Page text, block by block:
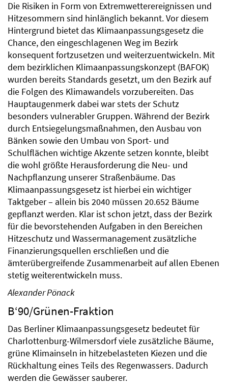
Die Risiken in Form von Extremwetterereignissen und
Hitzesommern sind hinlänglich bekannt. Vor diesem
Hintergrund bietet das Klimaanpassungsgesetz die
Chance, den eingeschlagenen Weg im Bezirk
konsequent fortzusetzen und weiterzuentwickeln. Mit
dem bezirklichen Klimaanpassungskonzept (BAFOK)
wurden bereits Standards gesetzt, um den Bezirk auf
die Folgen des Klimawandels vorzubereiten. Das
Hauptaugenmerk dabei war stets der Schutz
besonders vulnerabler Gruppen. Während der Bezirk
durch Entsiegelungsmaßnahmen, den Ausbau von
Bänken sowie den Umbau von Sport- und
Schulflächen wichtige Akzente setzen konnte, bleibt
die wohl größte Herausforderung die Neu- und
Nachpflanzung unserer Straßenbäume. Das
Klimaanpassungsgesetz ist hierbei ein wichtiger
Taktgeber – allein bis 2040 müssen 20.652 Bäume
gepflanzt werden. Klar ist schon jetzt, dass der Bezirk
für die bevorstehenden Aufgaben in den Bereichen
Hitzeschutz und Wassermanagement zusätzliche
Finanzierungsquellen erschließen und die
ämterübergreifende Zusammenarbeit auf allen Ebenen
stetig weiterentwickeln muss.
Alexander Pönack
B‘90/Grünen-Fraktion
Das Berliner Klimaanpassungsgesetz bedeutet für
Charlottenburg-Wilmersdorf viele zusätzliche Bäume,
grüne Klimainseln in hitzebelasteten Kiezen und die
Rückhaltung eines Teils des Regenwassers. Dadurch
werden die Gewässer sauberer.